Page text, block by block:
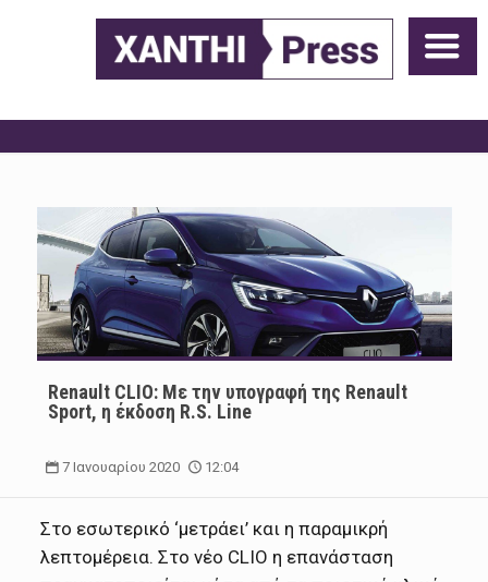
Renault CLIO: Με την υπογραφή της Renault
Sport, η έκδοση R.S. Line
7 Ιανουαρίου 2020 12:04
Στο εσωτερικό ‘μετράει’ και η παραμικρή
λεπτομέρεια. Στο νέο CLIO η επανάσταση